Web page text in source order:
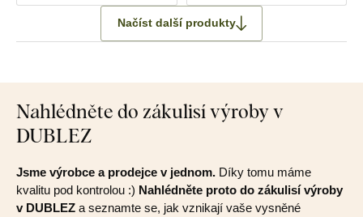
Načíst další produkty
Nahlédněte do zákulisí výroby v
DUBLEZ
Jsme výrobce a prodejce v jednom. Díky tomu máme
kvalitu pod kontrolou :) Nahlédněte proto do zákulisí výroby
v DUBLEZ a seznamte se, jak vznikají vaše vysněné